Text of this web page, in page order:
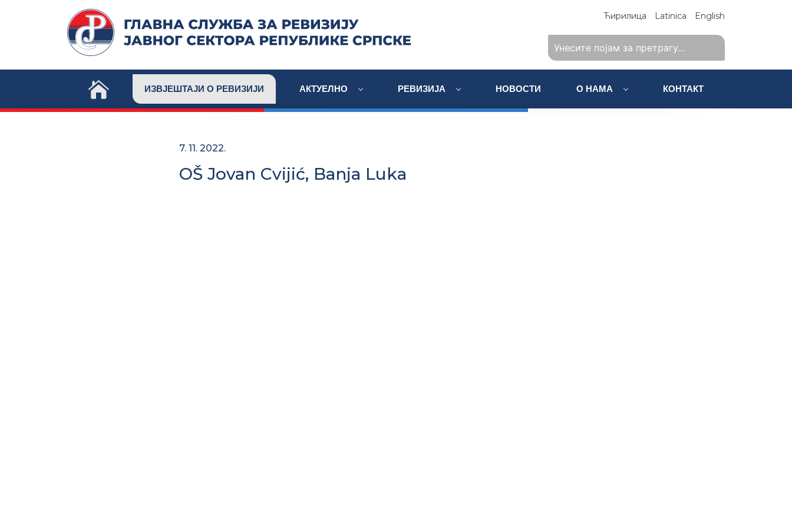
Ћирилица Latinica English
ИЗВЈЕШТАЈИ О РЕВИЗИЈИ АКТУЕЛНО РЕВИЗИЈА НОВОСТИ О НАМА КОНТАКТ
7. 11. 2022.
OŠ Jovan Cvijić, Banja Luka